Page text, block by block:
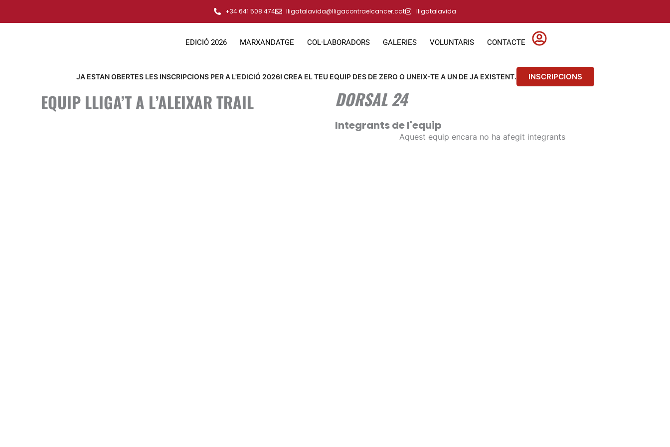
+34 641 508 474 lligatalavida@lligacontraelcancer.cat lligatalavida
EDICIÓ 2026 MARXANDATGE COL·LABORADORS GALERIES VOLUNTARIS CONTACTE
JA ESTAN OBERTES LES INSCRIPCIONS PER A L'EDICIÓ 2026! CREA EL TEU EQUIP DES DE ZERO O UNEIX-TE A UN DE JA EXISTENT. INSCRIPCIONS
EQUIP LLIGA’T A L’ALEIXAR TRAIL DORSAL 24
Integrants de l'equip
Aquest equip encara no ha afegit integrants